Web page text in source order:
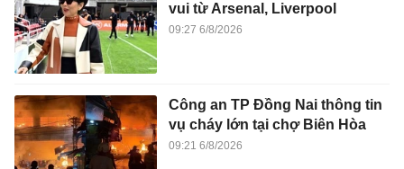
vui từ Arsenal, Liverpool
09:27 6/8/2026
Công an TP Đồng Nai thông tin
vụ cháy lớn tại chợ Biên Hòa
09:21 6/8/2026